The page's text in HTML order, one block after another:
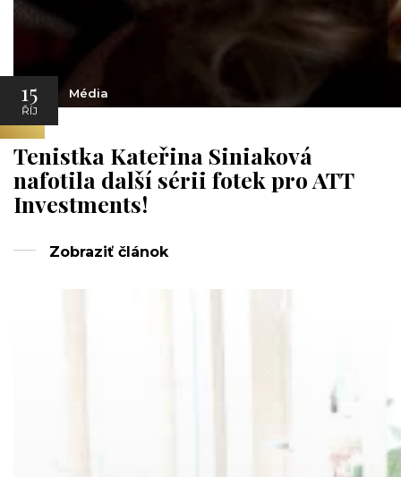
15
ŘÍJ
Média
Tenistka Kateřina Siniaková
nafotila další sérii fotek pro ATT
Investments!
Zobraziť článok